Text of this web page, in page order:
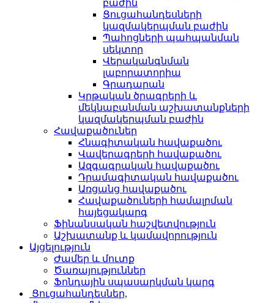
բաժին
Ցուցահանդեսների
կազմակերպման բաժին
Պահոցների պահպանման
սեկտոր
Վերականգնման
լաբորատորիա
Գրադարան
Կրթական ծրագրերի և
մեկնաբանման աշխատանքների
կազմակերպման բաժին
Հավաքածուներ
Հնագիտական հավաքածու
Վավերագրերի հավաքածու
Ազգագրական հավաքածու
Դրամագիտական հավաքածու
Առցանց հավաքածու
Հավաքածուների համալրման
հայեցակարգ
Ֆինանսական հաշվետվություն
Աշխատանք և կամավորություն
Այցելություն
Ժամեր և մուտք
Ծառայություններ
Ֆոնդային սպասարկման կարգ
Ցուցահանդեսներ,